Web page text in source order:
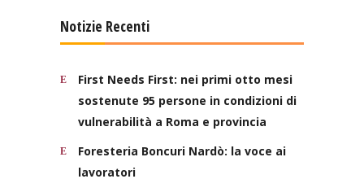
Notizie Recenti
First Needs First: nei primi otto mesi
sostenute 95 persone in condizioni di
vulnerabilità a Roma e provincia
Foresteria Boncuri Nardò: la voce ai
lavoratori